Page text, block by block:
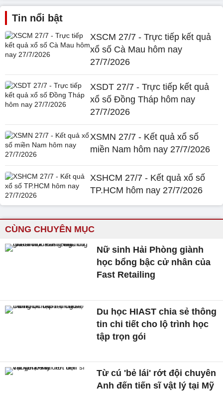
Tin nổi bật
XSCM 27/7 - Trực tiếp kết quả
xổ số Cà Mau hôm nay
27/7/2026
XSDT 27/7 - Trực tiếp kết quả
xổ số Đồng Tháp hôm nay
27/7/2026
XSMN 27/7 - Kết quả xổ số
miền Nam hôm nay 27/7/2026
XSHCM 27/7 - Kết quả xổ số
TP.HCM hôm nay 27/7/2026
CÙNG CHUYÊN MỤC
Nữ sinh Hải Phòng giành
học bổng bậc cử nhân của
Fast Retailing
Du học HIAST chia sẻ thông
tin chi tiết cho lộ trình học
tập trọn gói
Từ cú 'bẻ lái' rớt đội chuyên
Anh đến tiến sĩ vật lý tại Mỹ